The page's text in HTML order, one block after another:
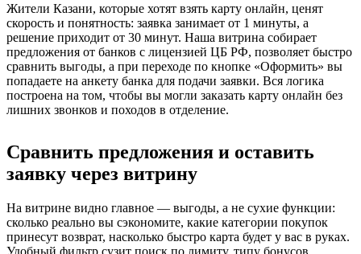
Жители Казани, которые хотят взять карту онлайн, ценят
скорость и понятность: заявка занимает от 1 минуты, а
решение приходит от 30 минут. Наша витрина собирает
предложения от банков с лицензией ЦБ РФ, позволяет быстро
сравнить выгоды, а при переходе по кнопке «Оформить» вы
попадаете на анкету банка для подачи заявки. Вся логика
построена на том, чтобы вы могли заказать карту онлайн без
лишних звонков и походов в отделение.
Сравнить предложения и оставить
заявку через витрину
На витрине видно главное — выгоды, а не сухие функции:
сколько реально вы сэкономите, какие категории покупок
принесут возврат, насколько быстро карта будет у вас в руках.
Удобный фильтр сузит поиск по лимиту, типу бонусов,